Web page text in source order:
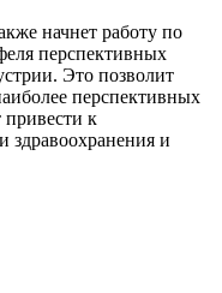
начнет работу по
перспективных
Это позволит
перспективных
привести к
здравоохранения и